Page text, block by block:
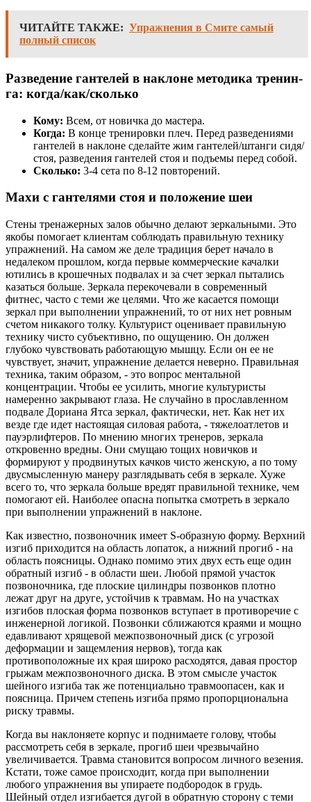
ЧИТАЙТЕ ТАКЖЕ: Упражнения в Смите самый
полный список
Разведение гантелей в наклоне ме­тоди­ка тре­нин­
га: ког­да/как/сколь­ко
Кому: Всем, от новичка до мастера.
Когда: В конце тренировки плеч. Перед разведениями
гантелей в наклоне сделайте жим гантелей/штанги сидя/
стоя, разведения гантелей стоя и подъемы перед собой.
Сколько: 3-4 сета по 8-12 повторений.
Махи с гантелями стоя и положение шеи
Стены тренажерных залов обычно делают зеркальными. Это
якобы помогает клиентам соблюдать правильную технику
упражнений. На самом же деле традиция берет начало в
недалеком прошлом, когда первые коммерческие качалки
ютились в крошечных подвалах и за счет зеркал пытались
казаться больше. Зеркала перекочевали в современный
фитнес, часто с теми же целями. Что же касается помощи
зеркал при выполнении упражнений, то от них нет ровным
счетом никакого толку. Культурист оценивает правильную
технику чисто субъективно, по ощущению. Он должен
глубоко чувствовать работающую мышцу. Если он ее не
чувствует, значит, упражнение делается неверно. Правильная
техника, таким образом, - это вопрос ментальной
концентрации. Чтобы ее усилить, многие культуристы
намеренно закрывают глаза. Не случайно в прославленном
подвале Дориана Ятса зеркал, фактически, нет. Как нет их
везде где идет настоящая силовая работа, - тяжелоатлетов и
пауэрлифтеров. По мнению многих тренеров, зеркала
откровенно вредны. Они смущаю тощих новичков и
формируют у продвинутых качков чисто женскую, а по тому
двусмысленную манеру разглядывать себя в зеркале. Хуже
всего то, что зеркала больше вредят правильной технике, чем
помогают ей. Наиболее опасна попытка смотреть в зеркало
при выполнении упражнений в наклоне.
Как известно, позвоночник имеет S-образную форму. Верхний
изгиб приходится на область лопаток, а нижний прогиб - на
область поясницы. Однако помимо этих двух есть еще один
обратный изгиб - в области шеи. Любой прямой участок
позвоночника, где плоские цилиндры позвонков плотно
лежат друг на друге, устойчив к травмам. Но на участках
изгибов плоская форма позвонков вступает в противоречие с
инженерной логикой. Позвонки сближаются краями и мощно
едавливают хрящевой межпозвоночный диск (с угрозой
деформации и защемления нервов), тогда как
противоположные их края широко расходятся, давая простор
грыжам межпозвоночного диска. В этом смысле участок
шейного изгиба так же потенциально травмоопасен, как и
поясница. Причем степень изгиба прямо пропорциональна
риску травмы.
Когда вы наклоняете корпус и поднимаете голову, чтобы
рассмотреть себя в зеркале, прогиб шеи чрезвычайно
увеличивается. Травма становится вопросом личного везения.
Кстати, тоже самое происходит, когда при выполнении
любого упражнения вы упираете подбородок в грудь.
Шейный отдел изгибается дугой в обратную сторону с теми